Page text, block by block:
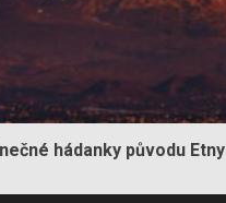
hádanky původu Etny